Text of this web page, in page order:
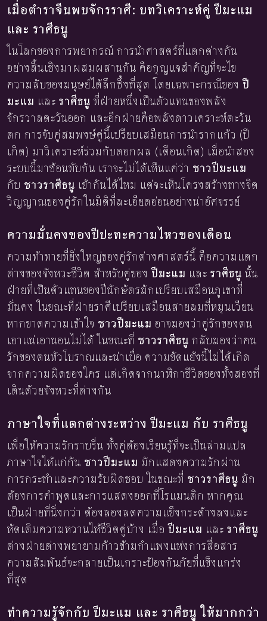
เมื่อตำราจีนพบจักรราศี: บทวิเคราะห์คู่ ปีมะแม
และ ราศีธนู
ในโลกของการพยากรณ์ การนำศาสตร์ที่แตกต่างกัน
อย่างสิ้นเชิงมาผสมผสานกัน คือกุญแจสำคัญที่จะไข
ความลับของมนุษย์ได้ลึกซึ้งที่สุด โดยเฉพาะกรณีของปี
มะแม และ ราศีธนู ที่ฝ่ายหนึ่งเป็นตัวแทนของพลัง
จักรวาลตะวันออก และอีกฝ่ายคือพลังดาวเคราะห์ตะวัน
ตก การจับคู่สมพงษ์คู่นี้เปรียบเสมือนการนำรากแก้ว (ปี
เกิด) มาวิเคราะห์ร่วมกับดอกผล (เดือนเกิด) เมื่อนำสอง
ระบบนี้มาซ้อนทับกัน เราจะไม่ได้เห็นแค่ว่า ชาวปีมะแม
กับ ชาวราศีธนู เข้ากันได้ไหม แต่จะเห็นโครงสร้างทางจิต
วิญญาณของคู่รักในมิติที่ละเอียดอ่อนอย่างน่าอัศจรรย์
ความมั่นคงของปีปะทะความไหวของเดือน
ความท้าทายที่ยิ่งใหญ่ของคู่รักต่างศาสตร์นี้ คือความแตก
ต่างของจังหวะชีวิต สำหรับคู่ของปีมะแม และ ราศีธนู นั้น
ฝ่ายที่เป็นตัวแทนของปีนักษัตรมักเปรียบเสมือนภูเขาที่
มั่นคง ในขณะที่ฝ่ายราศีเปรียบเสมือนสายลมที่หมุนเวียน
หากขาดความเข้าใจ ชาวปีมะแม อาจมองว่าคู่รักของตน
เอาแน่เอานอนไม่ได้ ในขณะที่ ชาวราศีธนู กลับมองว่าคน
รักของตนหัวโบราณและน่าเบื่อ ความขัดแย้งนี้ไม่ได้เกิด
จากความผิดของใคร แต่เกิดจากนาฬิกาชีวิตของทั้งสองที่
เดินด้วยจังหวะที่ต่างกัน
ภาษาใจที่แตกต่างระหว่าง ปีมะแม กับ ราศีธนู
เพื่อให้ความรักราบรื่น ทั้งคู่ต้องเรียนรู้ที่จะเป็นล่ามแปล
ภาษาใจให้แก่กัน ชาวปีมะแม มักแสดงความรักผ่าน
การกระทำและความรับผิดชอบ ในขณะที่ ชาวราศีธนู มัก
ต้องการคำพูดและการแสดงออกที่โรแมนติก หากคุณ
เป็นฝ่ายที่นิ่งกว่า ต้องลองลดความแข็งกระด้างลงและ
หัดเติมความหวานให้ชีวิตคู่บ้าง เมื่อปีมะแม และ ราศีธนู
ต่างฝ่ายต่างพยายามก้าวข้ามกำแพงแห่งการสื่อสาร
ความสัมพันธ์จะกลายเป็นเกราะป้องกันภัยที่แข็งแกร่ง
ที่สุด
ทำความรู้จักกับ ปีมะแม และ ราศีธนู ให้มากกว่า